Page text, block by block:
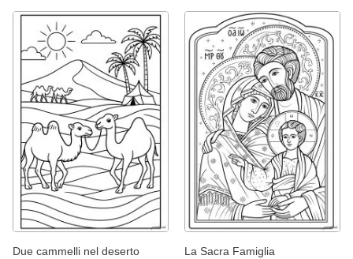
Due cammelli nel deserto
La Sacra Famiglia